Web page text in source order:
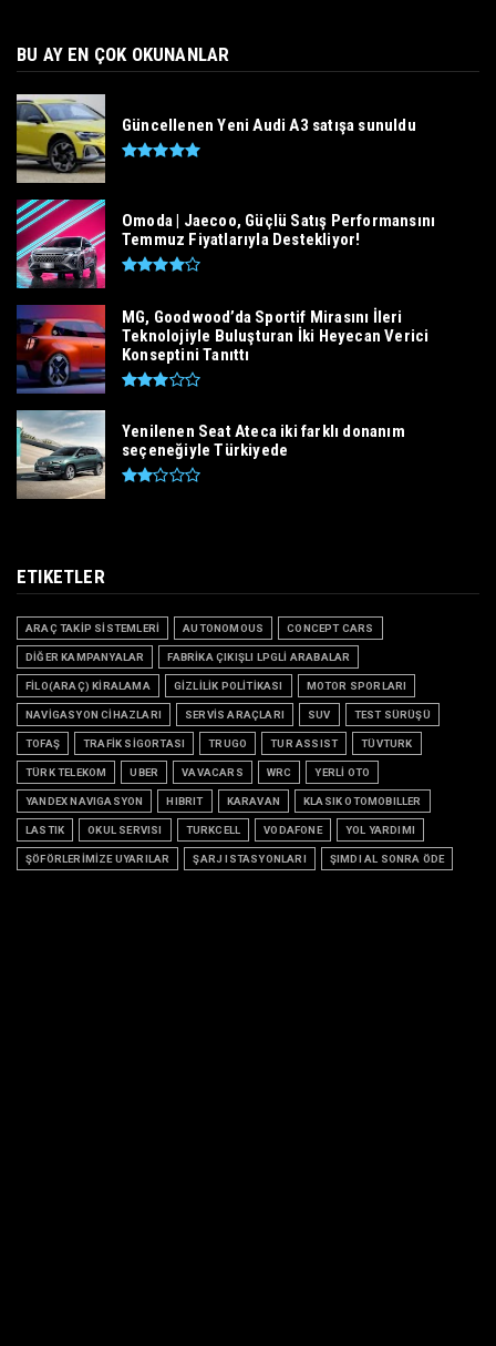
BU AY EN ÇOK OKUNANLAR
Güncellenen Yeni Audi A3 satışa sunuldu
Omoda | Jaecoo, Güçlü Satış Performansını
Temmuz Fiyatlarıyla Destekliyor!
MG, Goodwood’da Sportif Mirasını İleri
Teknolojiyle Buluşturan İki Heyecan Verici
Konseptini Tanıttı
Yenilenen Seat Ateca iki farklı donanım
seçeneğiyle Türkiyede
ETIKETLER
ARAÇ TAKİP SİSTEMLERİ AUTONOMOUS CONCEPT CARS
DİĞER KAMPANYALAR FABRİKA ÇIKIŞLI LPGLİ ARABALAR
FİLO(ARAÇ) KİRALAMA GİZLİLİK POLİTİKASI MOTOR SPORLARI
NAVİGASYON CİHAZLARI SERVİS ARAÇLARI SUV TEST SÜRÜŞÜ
TOFAŞ TRAFİK SİGORTASI TRUGO TUR ASSIST TÜVTURK
TÜRK TELEKOM UBER VAVACARS WRC YERLİ OTO
YANDEX NAVIGASYON HIBRIT KARAVAN KLASIK OTOMOBILLER
LASTIK OKUL SERVISI TURKCELL VODAFONE YOL YARDIMI
ŞÖFÖRLERİMİZE UYARILAR ŞARJ ISTASYONLARI ŞIMDI AL SONRA ÖDE